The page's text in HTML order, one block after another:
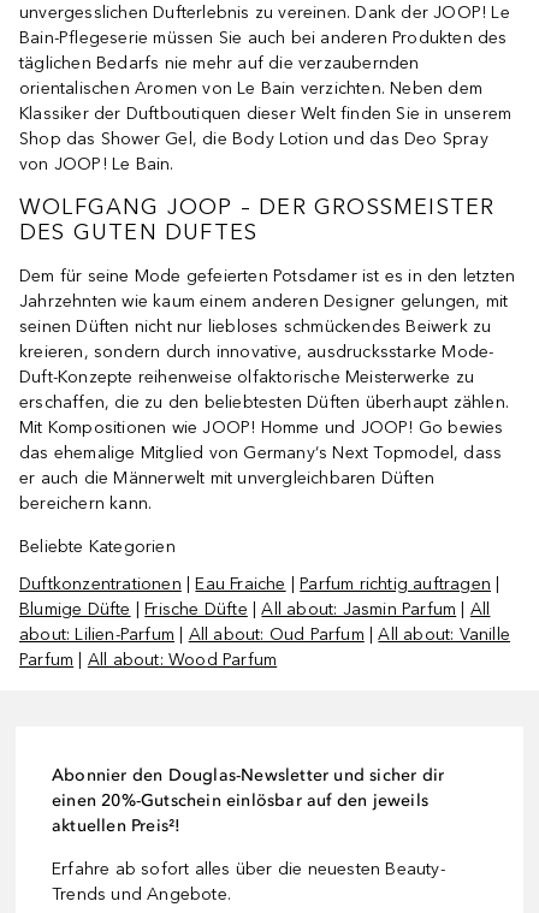
unvergesslichen Dufterlebnis zu vereinen. Dank der JOOP! Le
Bain-Pflegeserie müssen Sie auch bei anderen Produkten des
täglichen Bedarfs nie mehr auf die verzaubernden
orientalischen Aromen von Le Bain verzichten. Neben dem
Klassiker der Duftboutiquen dieser Welt finden Sie in unserem
Shop das Shower Gel, die Body Lotion und das Deo Spray
von JOOP! Le Bain.
WOLFGANG JOOP – DER GROSSMEISTER D
ES GUTEN DUFTES
Dem für seine Mode gefeierten Potsdamer ist es in den letzten
Jahrzehnten wie kaum einem anderen Designer gelungen, mit
seinen Düften nicht nur liebloses schmückendes Beiwerk zu
kreieren, sondern durch innovative, ausdrucksstarke Mode-
Duft-Konzepte reihenweise olfaktorische Meisterwerke zu
erschaffen, die zu den beliebtesten Düften überhaupt zählen.
Mit Kompositionen wie JOOP! Homme und JOOP! Go bewies
das ehemalige Mitglied von Germany‘s Next Topmodel, dass
er auch die Männerwelt mit unvergleichbaren Düften
bereichern kann.
Beliebte Kategorien
Duftkonzentrationen |Eau Fraiche |Parfum richtig auftragen
Blumige Düfte |Frische Düfte |All about: Jasmin Parfum
All
about: Lilien-Parfum
All about: Oud Parfum |All about: Vanille
Parfum
All about: Wood Parfum
Abonnier den Douglas-Newsletter und sicher dir
einen 20%-Gutschein einlösbar auf den jeweils
aktuellen Preis²!
Erfahre ab sofort alles über die neuesten Beauty-
Trends und Angebote.